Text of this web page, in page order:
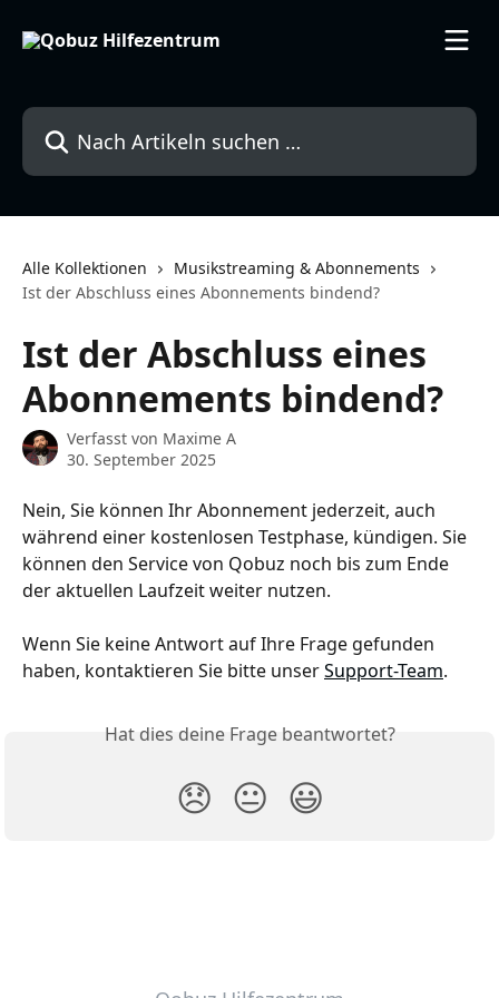
Nach Artikeln suchen …
Alle Kollektionen
Musikstreaming & Abonnements
Ist der Abschluss eines Abonnements bindend?
Ist der Abschluss eines
Abonnements bindend?
Verfasst von Maxime A
30. September 2025
Nein, Sie können Ihr Abonnement jederzeit, auch
während einer kostenlosen Testphase, kündigen. Sie
können den Service von Qobuz noch bis zum Ende
der aktuellen Laufzeit weiter nutzen.
Wenn Sie keine Antwort auf Ihre Frage gefunden
haben, kontaktieren Sie bitte unser Support-Team.
Hat dies deine Frage beantwortet?
😞 😐 😃